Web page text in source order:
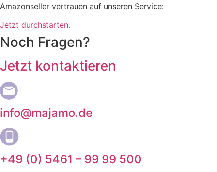
Amazonseller vertrauen auf unseren Service:
Jetzt durchstarten.
Noch Fragen?
Jetzt kontaktieren
info@majamo.de
+49 (0) 5461 – 99 99 500